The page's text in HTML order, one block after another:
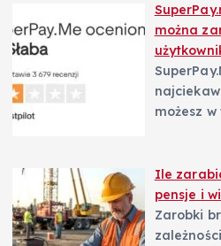
można
możesz
Ile
pensje i
Zarobki